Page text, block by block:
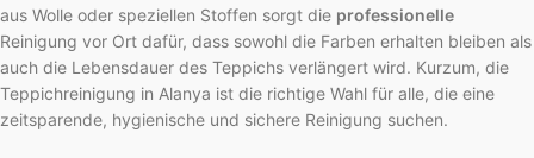
aus Wolle oder speziellen Stoffen sorgt die professionelle
Reinigung vor Ort dafür, dass sowohl die Farben erhalten bleiben als
auch die Lebensdauer des Teppichs verlängert wird. Kurzum, die
Teppichreinigung in Alanya ist die richtige Wahl für alle, die eine
zeitsparende, hygienische und sichere Reinigung suchen.